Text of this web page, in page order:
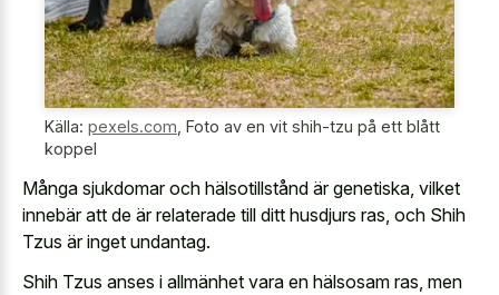
Källa: pexels.com Foto av en vit shih-tzu på ett blått
koppel
Många sjukdomar och hälsotillstånd är genetiska, vilket
innebär att de är relaterade till ditt husdjurs ras, och Shih
Tzus är inget undantag.
Shih Tzus anses i allmänhet vara en hälsosam ras, men